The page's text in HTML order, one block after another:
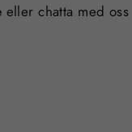
eller chatta med oss